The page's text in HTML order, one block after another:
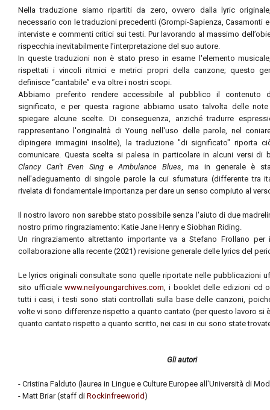
Nella traduzione siamo ripartiti da zero, ovvero dalla lyric
necessario con le traduzioni precedenti (Grompi-Sapienza, Casamonti
interviste e commenti critici sui testi. Pur lavorando al massimo
rispecchia inevitabilmente l’interpretazione del suo autore.
In queste traduzioni non è stato preso in esame l'elemento
rispettati i vincoli ritmici e metrici propri della canzone; questo
definisce “cantabile” e va oltre i nostri scopi.
Abbiamo preferito rendere accessibile al pubblico il contenuto
significato, e per questa ragione abbiamo usato talvolta delle
spiegare alcune scelte. Di conseguenza, anziché tradurre
rappresentano l'originalità di Young nell'uso delle parole, nel
dipingere immagini insolite), la traduzione "di significato" riporta
comunicare. Questa scelta si palesa in particolare in alcuni versi di
Clancy Can't Even SingeAmbulance Blues , ma in generale è
nell'adeguamento di singole parole la cui sfumatura (differente tra
rivelata di fondamentale importanza per dare un senso compiuto al
Il nostro lavoro non sarebbe stato possibile senza l'aiuto di due
nostro primo ringraziamento: Katie Jane Henry e Siobhan Riding.
Un ringraziamento altrettanto importante va a Stefano Frollano
collaborazione alla recente (2021) revisione generale delle lyrics del
Le lyrics originali consultate sono quelle riportate nelle pubblicazioni
sito ufficialewww.neilyoungarchives.com , i booklet delle edizioni cd
tutti i casi, i testi sono stati controllati sulla base delle canzoni,
volte vi sono differenze rispetto a quanto cantato (per questo lavoro si
quanto cantato rispetto a quanto scritto, nei casi in cui sono state
Gli autori
- Cristina Falduto (laurea in Lingue e Culture Europee all'Università di
- Matt Briar (staff di Rockinfreeworld)